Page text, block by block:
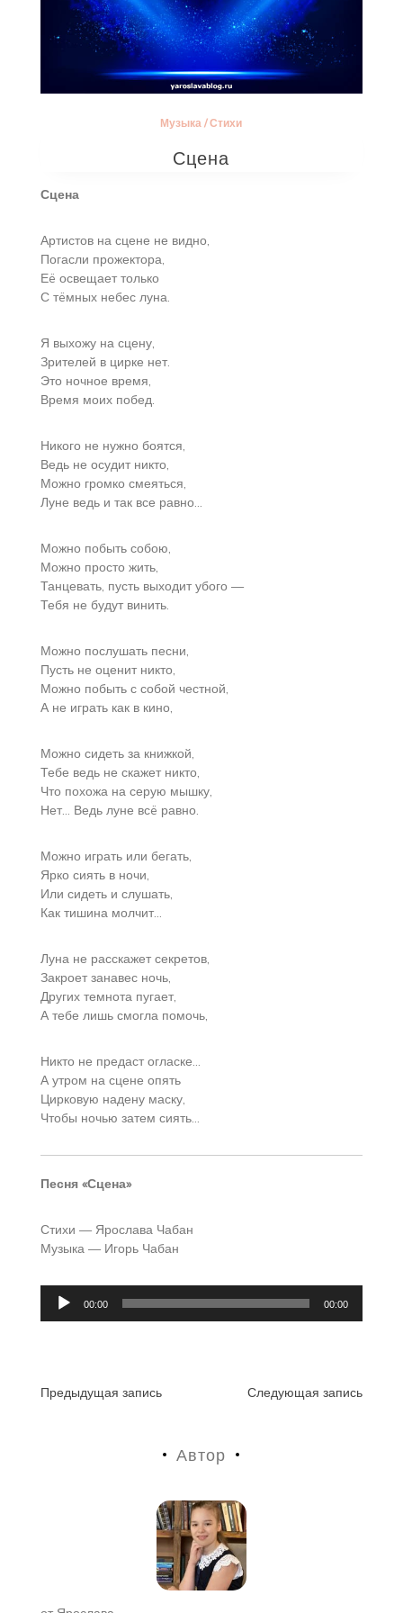
Музыка /Стихи
Сцена
Сцена
Артистов на сцене не видно,
Погасли прожектора,
Еë освещает только
С тëмных небес луна.
Я выхожу на сцену,
Зрителей в цирке нет.
Это ночное время,
Время моих побед.
Никого не нужно боятся,
Ведь не осудит никто,
Можно громко смеяться,
Луне ведь и так все равно…
Можно побыть собою,
Можно просто жить,
Танцевать, пусть выходит убого —
Тебя не будут винить.
Можно послушать песни,
Пусть не оценит никто,
Можно побыть с собой честной,
А не играть как в кино,
Можно сидеть за книжкой,
Тебе ведь не скажет никто,
Что похожа на серую мышку,
Нет… Ведь луне всë равно.
Можно играть или бегать,
Ярко сиять в ночи,
Или сидеть и слушать,
Как тишина молчит…
Луна не расскажет секретов,
Закроет занавес ночь,
Других темнота пугает,
А тебе лишь смогла помочь,
Никто не предаст огласке…
А утром на сцене опять
Цирковую надену маску,
Чтобы ночью затем сиять…
Песня «Сцена»
Стихи — Ярослава Чабан
Музыка — Игорь Чабан
Аудиоплеер
00:00 00:00
Навигация
Предыдущая запись Следующая запись
Автор